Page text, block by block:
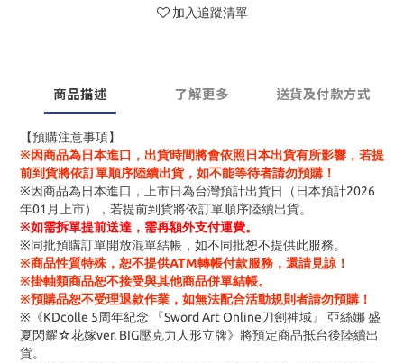
加入追蹤清單
商品描述 了解更多 送貨及付款方式
【預購注意事項】
※因商品為日本進口，出貨時間將會依照日本出貨有所影響，若提
前到貨將依訂單順序陸續出貨，如不能等待者請勿預購！
※因商品為日本進口，上市日為台灣預計出貨日（日本預計2026
年01月上市），若提前到貨將依訂單順序陸續出貨。
※如需拆單提前送達，需再額外支付運費。
※同批預購訂單開放混單結帳，如不同批恕不提供此服務。
※商品性質特殊，恕不提供ATM轉帳付款服務，還請見諒！
※掛軸類商品恕不接受與其他商品併單結帳。
※預購品恕不受理退款作業，如無法配合活動規則者請勿預購！
※《KDcolle 5周年紀念 『Sword Art Online刀劍神域』 亞絲娜 盛
夏閃耀☆花嫁ver. BIG壓克力人形立牌》將預定商品抵台後陸續出
貨。